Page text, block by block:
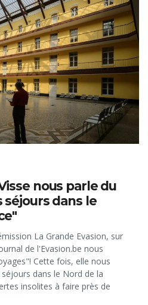
nous parle du
séjours dans le
La Grande Evasion, sur
de l'Evasion.be nous
Cette fois, elle nous
dans le Nord de la
insolites à faire près de